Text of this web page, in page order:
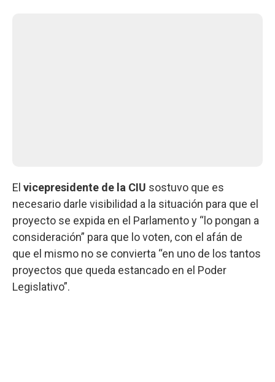
El vicepresidente de la CIU sostuvo que es
necesario darle visibilidad a la situación para que el
proyecto se expida en el Parlamento y “lo pongan a
consideración” para que lo voten, con el afán de
que el mismo no se convierta “en uno de los tantos
proyectos que queda estancado en el Poder
Legislativo”.